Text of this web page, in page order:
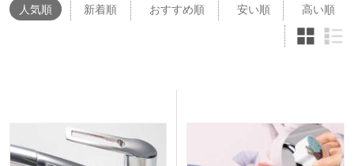
人気順 新着順 おすすめ順 安い順 高い順